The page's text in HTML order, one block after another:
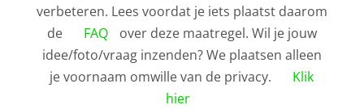
verbeteren. Lees voordat je iets plaatst daarom
de
FAQ
over deze maatregel. Wil je jouw
idee/foto/vraag inzenden? We plaatsen alleen
je voornaam omwille van de privacy.
Klik
hier